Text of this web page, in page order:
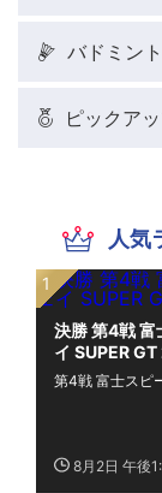
バドミン
ピックア
人気
決勝 第4戦 富
イ SUPER
8月2日 午後
第4戦 富士スピ